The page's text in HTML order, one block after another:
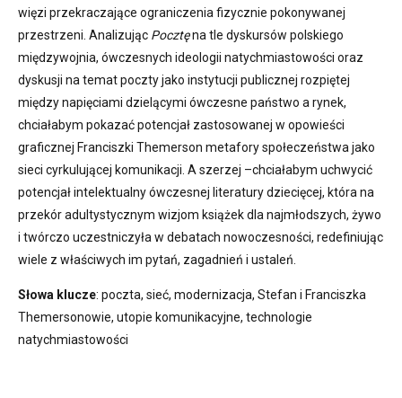
więzi przekraczające ograniczenia fizycznie pokonywanej
przestrzeni. Analizując Pocztęna tle dyskursów polskiego
międzywojnia, ówczesnych ideologii natychmiastowości oraz
dyskusji na temat poczty jako instytucji publicznej rozpiętej
między napięciami dzielącymi ówczesne państwo a rynek,
chciałabym pokazać potencjał zastosowanej w opowieści
graficznej Franciszki Themerson metafory społeczeństwa jako
sieci cyrkulującej komunikacji. A szerzej –chciałabym uchwycić
potencjał intelektualny ówczesnej literatury dziecięcej, która na
przekór adultystycznym wizjom książek dla najmłodszych, żywo
i twórczo uczestniczyła w debatach nowoczesności, redefiniując
wiele z właściwych im pytań, zagadnień i ustaleń.
Słowa klucze: poczta, sieć, modernizacja, Stefan i Franciszka
Themersonowie, utopie komunikacyjne, technologie
natychmiastowości